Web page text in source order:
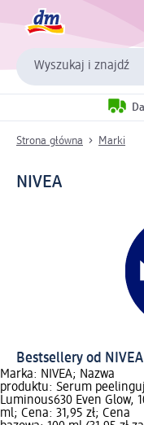
Wyszukaj i znajdź
Strona główna Marki
NIVEA
Bestsellery od NIVEA
Marka: NIVEA; Nazwa
produktu: Serum
Luminous630 Even Glow,
ml; Cena: 31,95 zł; Cena